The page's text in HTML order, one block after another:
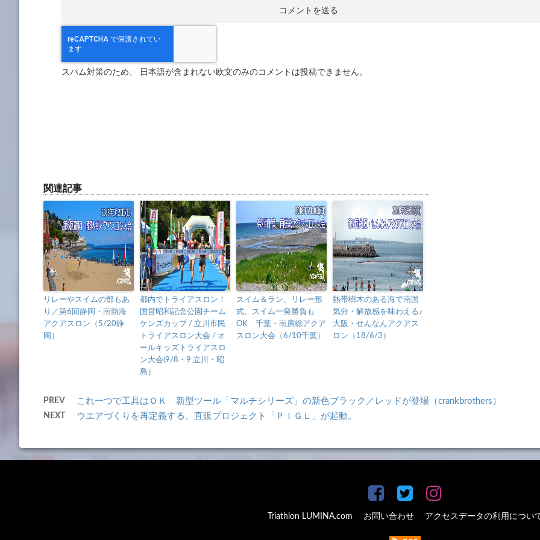
スパム対策のため、 日本語が含まれない欧文のみのコメントは投稿できません。
関連記事
リレーやスイムの部もあ
り／第6回静岡・南熱海
アクアスロン（5/20静
岡）
都内でトライアスロン！
国営昭和記念公園チーム
ケンズカップ / 立川市民
トライアスロン大会 / オ
ールキッズトライアスロ
ン大会(9/8・9 立川・昭
島）
スイム＆ラン、リレー形
式、スイム一発勝負も
OK 千葉・南房総アクア
スロン大会（6/10千葉）
熱帯樹木のある海で南国
気分・解放感を味わえる♪
大阪・せんなんアクアス
ロン（18/6/3）
PREV これ一つで工具はＯＫ 新型ツール「マルチシリーズ」の新色ブラック／レッドが登場（crankbrothers）
NEXT ウエアづくりを再定義する、直販プロジェクト「ＰＩＧＬ」が起動。
Triathlon LUMINA.com お問い合わせ アクセスデータの利用につい